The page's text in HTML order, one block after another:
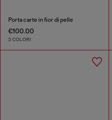
Porta carte in fior di pelle
€100.00
2 COLORI